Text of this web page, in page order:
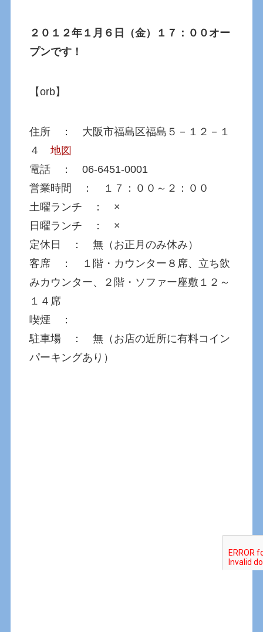
２０１２年１月６日（金）１７：００オー
プンです！
【orb】
住所 ： 大阪市福島区福島５－１２－１
４地図
電話 ： 06-6451-0001
営業時間 ： １７：００～２：００
土曜ランチ ： ×
日曜ランチ ： ×
定休日 ： 無（お正月のみ休み）
客席 ： １階・カウンター８席、立ち飲
みカウンター、２階・ソファー座敷１２～
１４席
喫煙 ：
駐車場 ： 無（お店の近所に有料コイン
パーキングあり）